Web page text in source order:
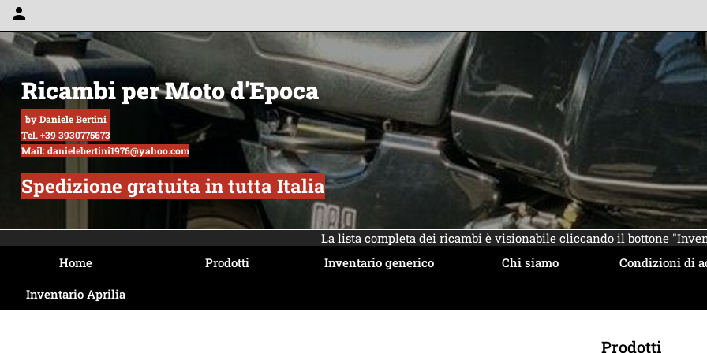
person
Ricambi per Moto d'Epoca
by Daniele Bertini
Tel. +39 3930775673
Mail: danielebertini1976@yahoo.com
Spedizione gratuita in tutta Italia
La lista completa dei ricambi è visionabile cliccando il bottone
Home
Prodotti Inventario generico Chi siamo Condizioni di
Inventario Aprilia
Prodotti